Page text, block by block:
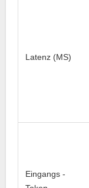
Latenz (MS)
Eingangs -